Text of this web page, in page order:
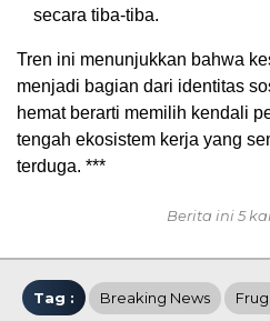
secara tiba-tiba.
Tren ini menunjukkan bahwa
menjadi bagian dari identitas
hemat berarti memilih kendali
tengah ekosistem kerja yang
terduga. ***
Berita ini 5
Tag : Breaking News